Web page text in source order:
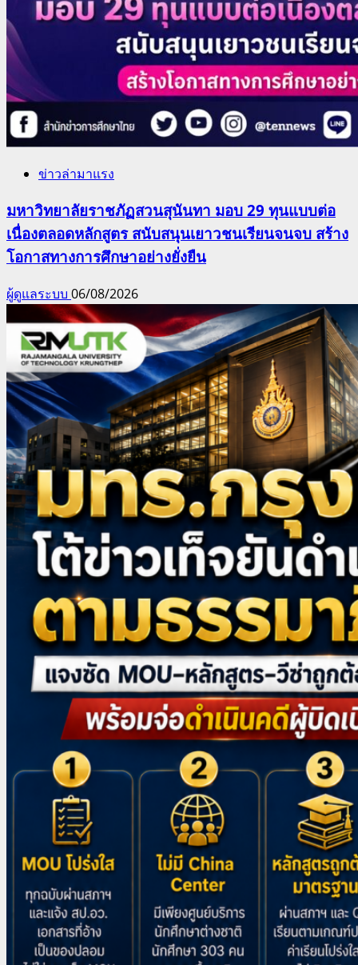
ข่าวล่ามาแรง
มหาวิทยาลัยราชภัฏสวนสุนันทา มอบ 29 ทุนแบบต่อ
เนื่องตลอดหลักสูตร สนับสนุนเยาวชนเรียนจนจบ สร้าง
โอกาสทางการศึกษาอย่างยั่งยืน
ผู้ดูแลระบบ 06/08/2026